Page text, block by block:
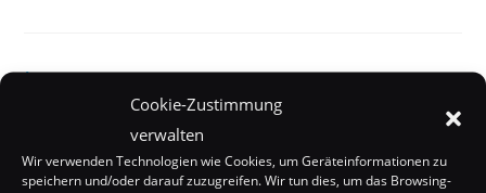
Cookie-Zustimmung
verwalten
Wir verwenden Technologien wie Cookies, um Geräteinformationen zu
speichern und/oder darauf zuzugreifen. Wir tun dies, um das Browsing-